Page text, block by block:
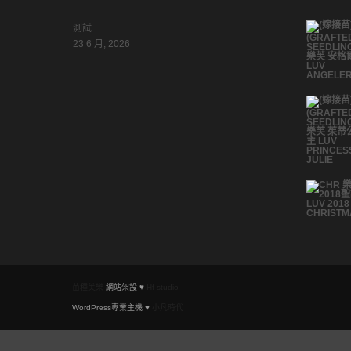
測試
23 6 月, 2026
網站架設 ♥
WordPress專業主機 ♥